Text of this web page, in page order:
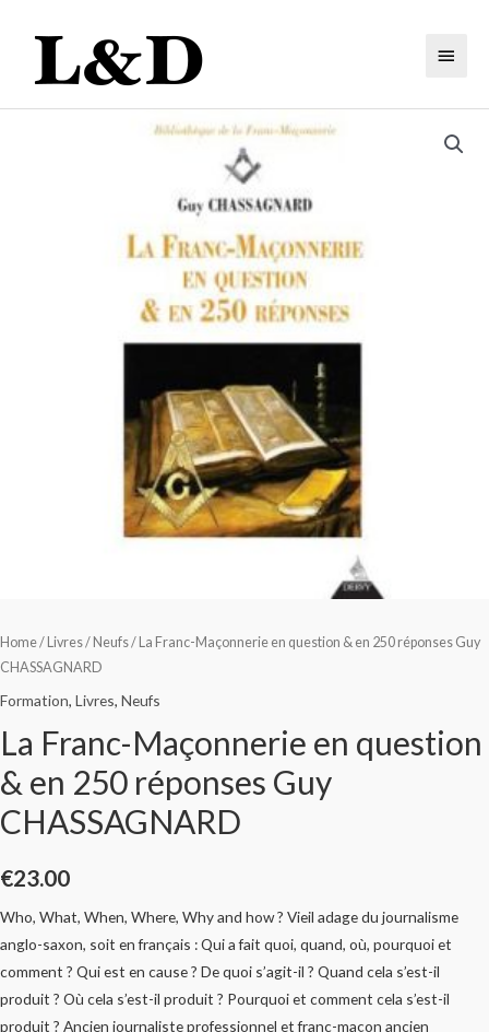
Home/ Livres/ Neufs/ La Franc-Maçonnerie en question & en 250 réponses Guy
CHASSAGNARD
Formation, Livres, Neufs
La Franc-Maçonnerie en question
& en 250 réponses Guy
CHASSAGNARD
€23.00
Who, What, When, Where, Why and how ? Vieil adage du journalisme
anglo-saxon, soit en français : Qui a fait quoi, quand, où, pourquoi et
comment ? Qui est en cause ? De quoi s’agit-il ? Quand cela s’est-il
produit ? Où cela s’est-il produit ? Pourquoi et comment cela s’est-il
produit ? Ancien journaliste professionnel et franc-maçon ancien